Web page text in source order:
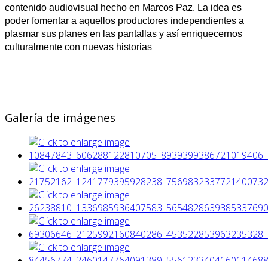
contenido audiovisual hecho en Marcos Paz. La idea es
poder fomentar a aquellos productores independientes a
plasmar sus planes en las pantallas y así enriquecernos
culturalmente con nuevas historias
Galería de imágenes